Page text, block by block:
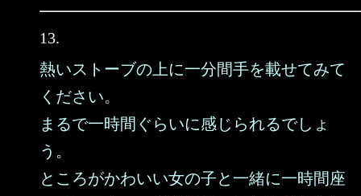
13.
熱いストーブの上に一分間手を載せてみて
ください。
まるで一時間ぐらいに感じられるでしょ
う。
ところがかわいい女の子と一緒に一時間座